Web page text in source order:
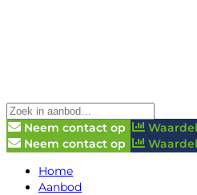
Neem contact op
Neem contact op
Home
Aanbod